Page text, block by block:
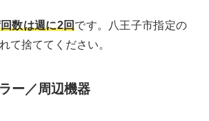
数は週に2回です。八王子市指定の
て捨ててください。
ー／周辺機器